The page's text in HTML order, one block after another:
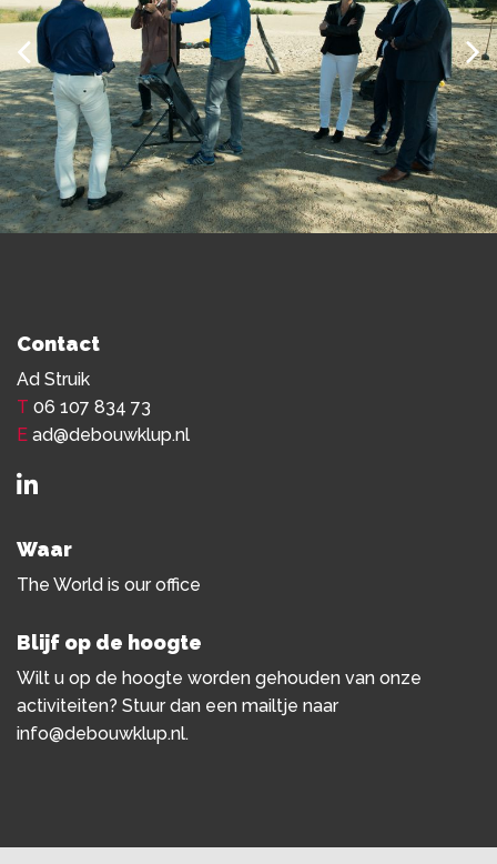
Contact
Ad Struik
T 06 107 834 73
E ad@debouwklup.nl
Waar
The World is our office
Blijf op de hoogte
Wilt u op de hoogte worden gehouden van onze
activiteiten? Stuur dan een mailtje naar
info@debouwklup.nl.